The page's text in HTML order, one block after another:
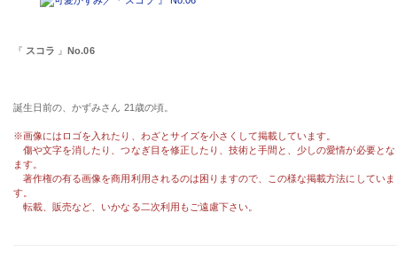
『 スコラ 』 No.06
誕生日前の、かずみさん 21歳の頃。
※画像にはロゴを入れたり、わざとサイズを小さくして掲載しています。
傷や文字を消したり、つなぎ目を修正したり、技術と手間と、少しの愛情が必要とな
ます。
著作権の有る画像を商用利用されるのは困りますので、この様な掲載方法にしていま
す。
転載、販売など、いかなる二次利用もご遠慮下さい。